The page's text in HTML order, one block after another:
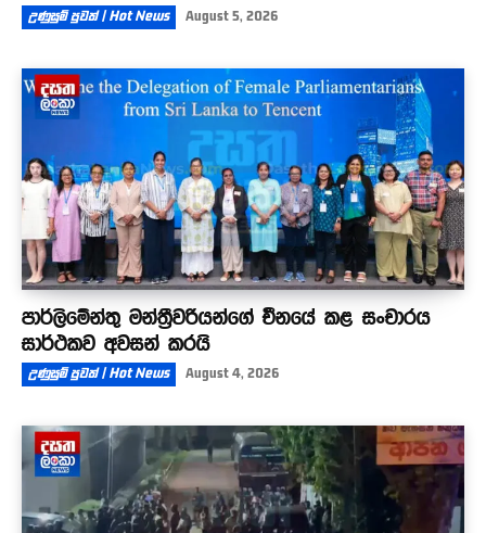
උණුසුම් පුවත් | Hot News August 5, 2026
පාර්ලිමේන්තු මන්ත්‍රීවරියන්ගේ චීනයේ කළ සංචාරය
සාර්ථකව අවසන් කරයි
උණුසුම් පුවත් | Hot News August 4, 2026